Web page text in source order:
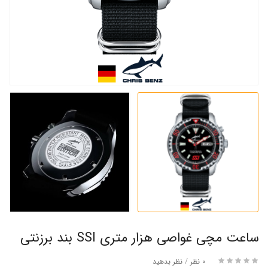
ساعت مچی غواصی هزار متری SSI بند برزنتی
0 نظر / نظر بدهید